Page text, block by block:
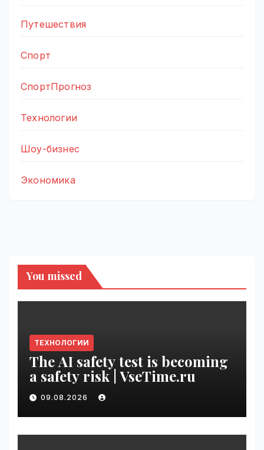
Путешествия
Спорт
СпортПрогноз
Технологии
Шоу-бизнес
Экономика
You missed
ТЕХНОЛОГИИ
The AI safety test is becoming
a safety risk | VseTime.ru
09.08.2026